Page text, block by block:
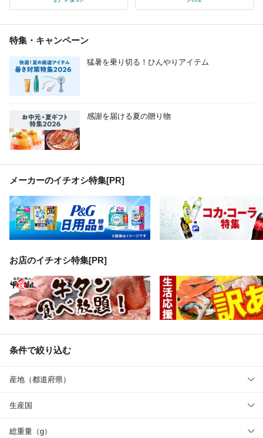
特集・キャンペーン
猛暑を乗り切る！ひんやりアイテム
感謝を届ける夏の贈り物
メーカーのイチオシ特集[PR]
お店のイチオシ特集[PR]
条件で絞り込む
産地（都道府県）
生産国
総重量（g）